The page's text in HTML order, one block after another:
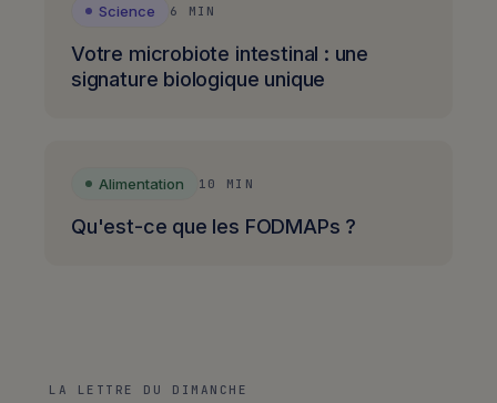
Science 6 MIN
Votre microbiote intestinal : une
signature biologique unique
Alimentation 10 MIN
Qu'est-ce que les FODMAPs ?
LA LETTRE DU DIMANCHE